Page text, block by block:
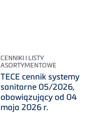
CENNIKI I LISTY
ASORTYMENTOWE
TECE cennik systemy
sanitarne 05/2026,
obowiązujący od 04
maja 2026 r.